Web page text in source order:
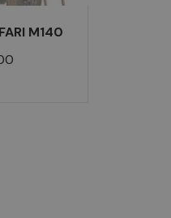
M140